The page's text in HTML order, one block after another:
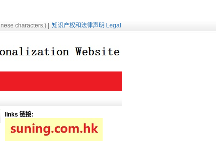
characters.) | 知识产权和法律声明 Legal
links 链接: